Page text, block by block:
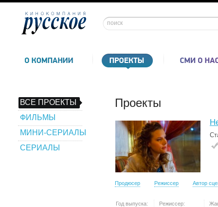
ВСЕ ПРОЕКТЫ
ФИЛЬМЫ
МИНИ-СЕРИАЛЫ
СЕРИАЛЫ
Проекты
Продюсер Режиссер Автор
Год выпуска:
Режиссер: